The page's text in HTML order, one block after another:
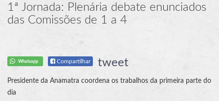
1ª Jornada: Plenária debate enunciados
das Comissões de 1 a 4
Whatsapp Compartilhar tweet
Presidente da Anamatra coordena os trabalhos da primeira parte do
dia